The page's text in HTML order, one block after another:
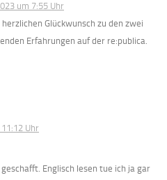
um 7:55 Uhr
Glückwunsch zu den zwei
Erfahrungen auf der re:publica.
Uhr
Englisch lesen tue ich ja gar